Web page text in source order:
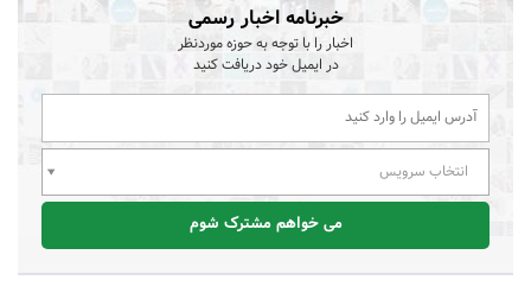
خبرنامه اخبار رسمی
اخبار را با توجه به حوزه موردنظر
در ایمیل خود دریافت کنید
انتخاب سرویس
می خواهم مشترک شوم